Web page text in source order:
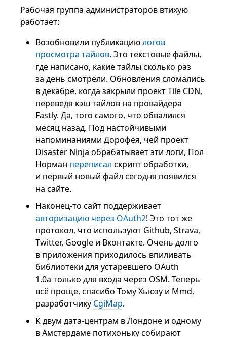
Рабочая группа администраторов втихую
работает:
Возобновили публикациюлогов
просмотра тайлов. Это текстовые файлы,
где написано, какие тайлы сколько раз
за день смотрели. Обновления сломались
в декабре, когда закрыли проект Tile CDN,
переведя кэш тайлов на провайдера
Fastly. Да, того самого, что обвалился
месяц назад. Под настойчивыми
напоминаниями Дорофея, чей проект
Disaster Ninja обрабатывает эти логи, Пол
Норман переписал скрипт обработки,
и первый новый файл сегодня появился
на сайте.
Наконец-то сайт поддерживает
авторизацию через OAuth2! Это тот же
протокол, что используют Github, Strava,
Twitter, Google и Вконтакте. Очень долго
в приложения приходилось впиливать
библиотеки для устаревшего OAuth
1.0a только для входа через OSM. Теперь
всё проще, спасибо Тому Хьюзу и Mmd,
разработчику CgiMap.
К двум дата-центрам в Лондоне и одному
в Амстердаме потихоньку собирают